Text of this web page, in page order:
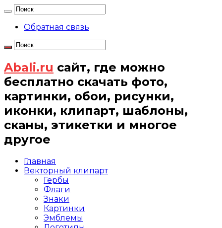
Обратная связь
Abali.ru сайт, где можно
бесплатно скачать фото,
картинки, обои, рисунки,
иконки, клипарт, шаблоны,
сканы, этикетки и многое
другое
Главная
Векторный клипарт
Гербы
Флаги
Знаки
Картинки
Эмблемы